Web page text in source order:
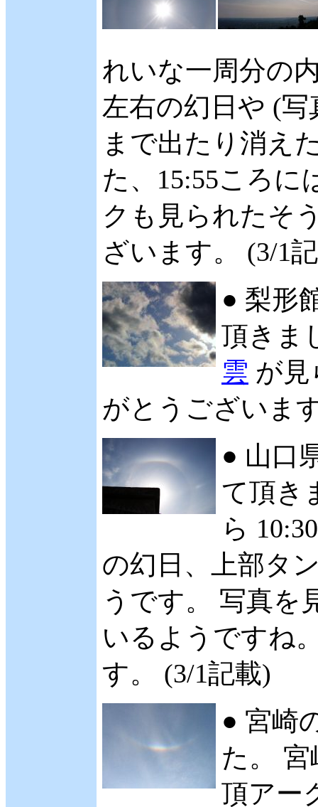
れいな一周分の
左右の幻日や (
まで出たり消え
た、15:55ころに
クも見られたそ
ざいます。 (3/1
● 梨形
頂きま
雲 が
がとうございま
● 山口
て頂き
ら
の幻日、上部タ
うです。 写真を
いるようですね
す。 (3/1記載)
● 宮崎
た。 宮
頂アー